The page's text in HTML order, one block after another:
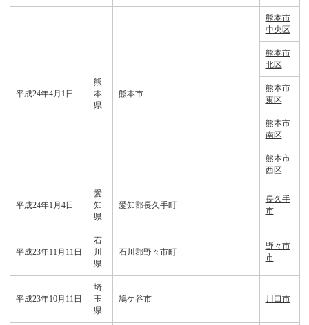
平成24年4月1日
熊
本
県
熊本市
熊本市
中央区
熊本市
北区
熊本市
東区
熊本市
南区
熊本市
西区
平成24年1月4日
愛
知
県
愛知郡長久手町
長久手
市
平成23年11月11日
石
川
県
石川郡野々市町
野々市
市
平成23年10月11日
埼
玉
県
鳩ケ谷市 川口市